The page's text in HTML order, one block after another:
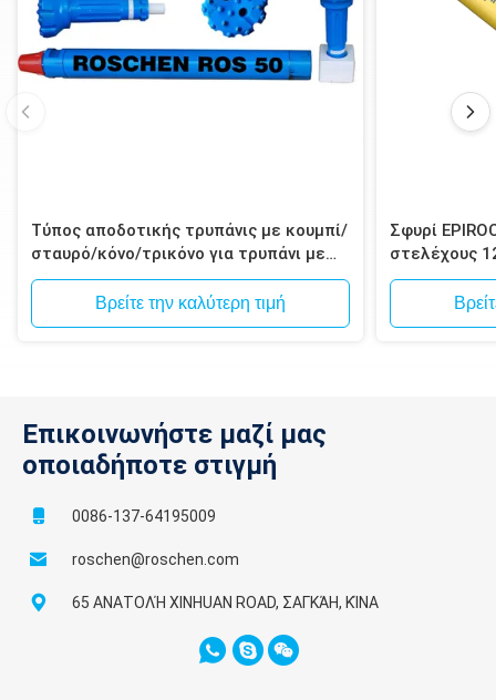
Τύπος αποδοτικής τρυπάνις με κουμπί/
σταυρό/κόνο/τρικόνο για τρυπάνι με
σφυρί
Βρείτε την καλύτερη τιμή
Σφυρί
στελέχους
Spline για
Επικοινωνήστε μαζί μας
οποιαδήποτε στιγμή
0086-137-64195009
roschen@roschen.com
65 ΑΝΑΤΟΛΉ XINHUAN ROAD, ΣΑΓΚΆΗ, ΚΊΝΑ